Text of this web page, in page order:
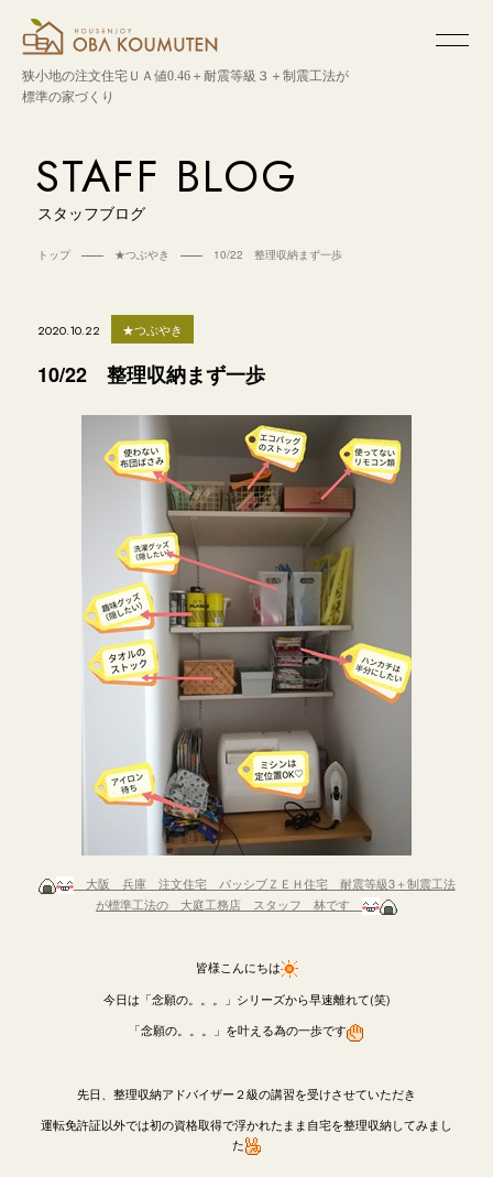
狭小地の注文住宅ＵＡ値0.46＋耐震等級３＋制震工法が
標準の家づくり
STAFF BLOG
スタッフブログ
トップ ★つぶやき 10/22 整理収納まず一歩
2020.10.22 ★つぶやき
10/22 整理収納まず一歩
大阪 兵庫 注文住宅 パッシブＺＥＨ住宅 耐震等級3＋制震工法
が標準工法の 大庭工務店 スタッフ 林です
皆様こんにちは
今日は「念願の。。。」シリーズから早速離れて(笑)
「念願の。。。」を叶える為の一歩です
先日、整理収納アドバイザー２級の講習を受けさせていただき
運転免許証以外では初の資格取得で浮かれたまま自宅を整理収納してみまし
た